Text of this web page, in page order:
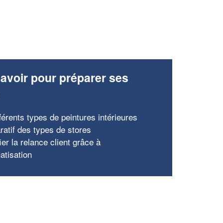
pour préparer ses
types de peintures intérieures
des types de stores
la relance client grâce à